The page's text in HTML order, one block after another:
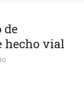
de
hecho vial